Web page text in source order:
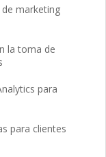
marketing
la toma de
para
para clientes